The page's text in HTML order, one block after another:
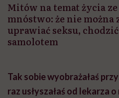
Mitów na temat życia
mnóstwo: że nie można
uprawiać seksu,
samolotem
Tak sobie wyobrażałaś
raz usłyszałaś od lekarza